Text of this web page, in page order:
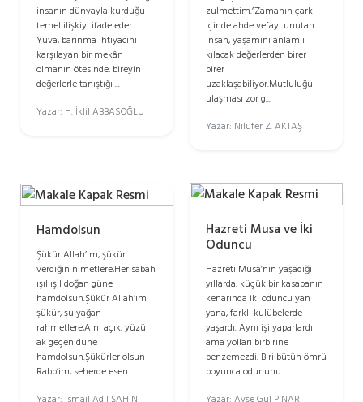
insanın dünyayla kurduğu
temel ilişkiyi ifade eder.
Yuva, barınma ihtiyacını
karşılayan bir mekân
olmanın ötesinde, bireyin
değerlerle tanıştığı ...
Yazar: H. İklil ABBASOĞLU
zulmettim.”Zamanın çarkı
içinde ahde vefayı unutan
insan, yaşamını anlamlı
kılacak değerlerden birer
birer
uzaklaşabiliyor.Mutluluğu
ulaşması zor g...
Yazar: Nilüfer Z. AKTAŞ
Hamdolsun
Şükür Allah’ım, şükür
verdiğin nimetlere,Her sabah
ışıl ışıl doğan güne
hamdolsun.Şükür Allah’ım
şükür, şu yağan
rahmetlere,Alnı açık, yüzü
ak geçen düne
hamdolsun.Şükürler olsun
Rabb’im, seherde esen...
Yazar: İsmail Adil ŞAHİN
Hazreti Musa ve İki
Oduncu
Hazreti Musa’nın yaşadığı
yıllarda, küçük bir kasabanın
kenarında iki oduncu yan
yana, farklı kulübelerde
yaşardı. Aynı işi yaparlardı
ama yolları birbirine
benzemezdi. Biri bütün ömrü
boyunca odununu...
Yazar: Ayşe Gül PINAR